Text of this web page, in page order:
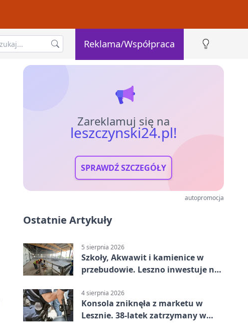
Reklama/Współpraca
Zareklamuj się na
leszczynski24.pl!
SPRAWDŹ SZCZEGÓŁY
autopromocja
Ostatnie Artykuły
5 sierpnia 2026
Szkoły, Akwawit i kamienice w
przebudowie. Leszno inwestuje na
4 sierpnia 2026
Konsola zniknęła z marketu w
Lesznie. 38-latek zatrzymany w